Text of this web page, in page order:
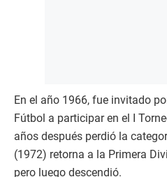
En el año 1966, fue invitado
Fútbol a participar en el I
años después perdió la
(1972) retorna a la Primera
pero luego descendió.